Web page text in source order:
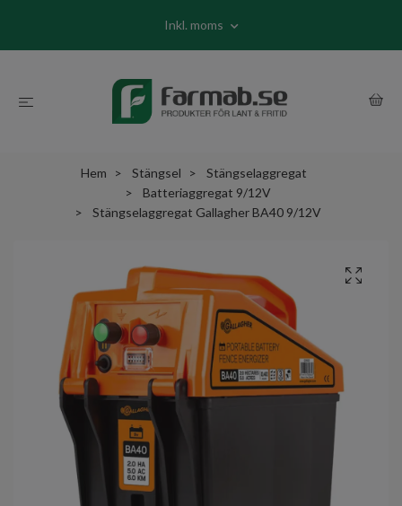
Inkl. moms
Hem Stängsel
Stängselaggregat
Batteriaggregat 9/12V
Stängselaggregat Gallagher BA40 9/12V